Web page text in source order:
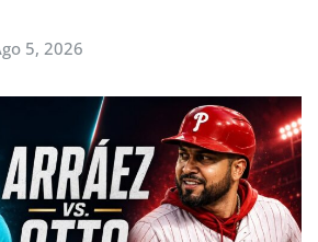
5, 2026